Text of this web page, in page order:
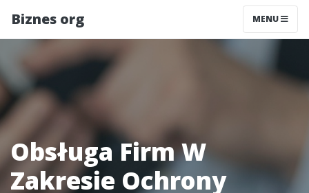
Biznes org MENU
Obsługa Firm W
Zakresie Ochrony